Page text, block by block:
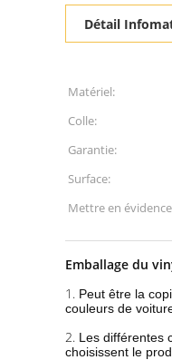
Détail
Matériel:
Colle:
Garantie:
Surface:
Mettre en
Emballage du
1. Peut être la
couleurs de
2. Les différentes
choisissent le